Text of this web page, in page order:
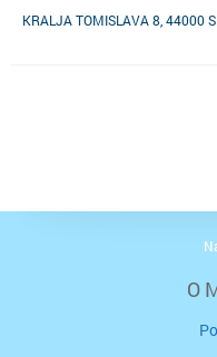
KRALJA TOMISLAVA 8, 44000
O